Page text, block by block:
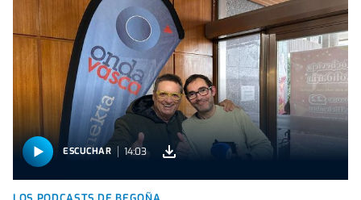
ESCUCHAR 14:03